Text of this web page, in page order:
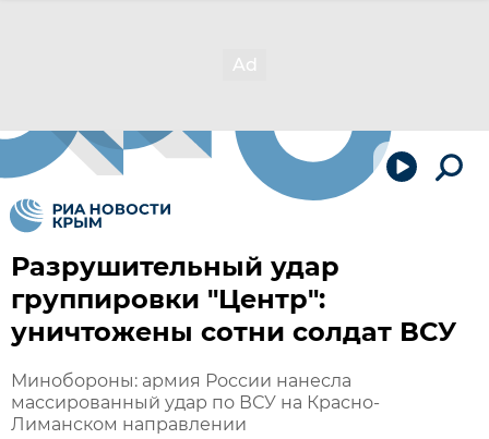
Разрушительный удар
группировки "Центр":
уничтожены сотни солдат ВСУ
Минобороны: армия России нанесла
массированный удар по ВСУ на Красно-
Лиманском направлении